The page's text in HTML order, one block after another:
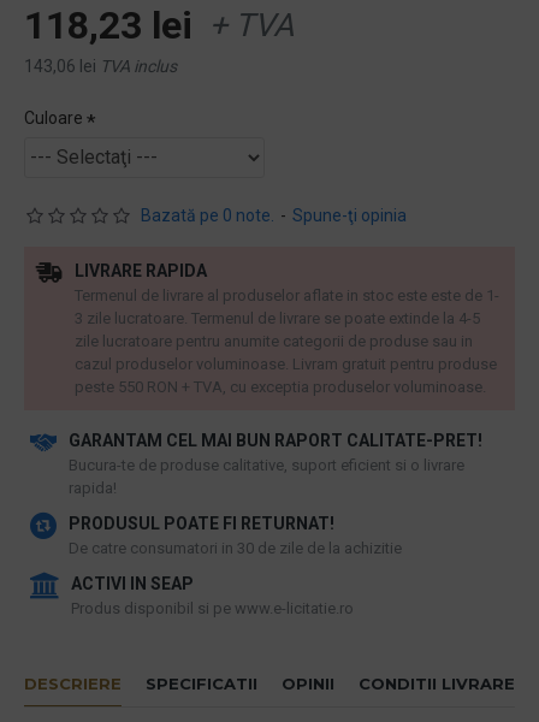
Bazată pe 0 note. - Spune-ţi opinia
118,23 lei + TVA
143,06 lei TVA inclus
Culoare
GARANTAM CEL MAI BUN RAPORT CALITATE-PRET!
​Bucura-te de produse calitative, suport eficient si o livrare
rapida!
PRODUSUL POATE FI RETURNAT!
De catre consumatori in 30 de zile de la achizitie
ACTIVI IN SEAP
Produs disponibil si pe www.e-licitatie.ro
LIVRARE RAPIDA
Termenul de livrare al produselor aflate in stoc este este de 1-
3 zile lucratoare. Termenul de livrare se poate extinde la 4-5
zile lucratoare pentru anumite categorii de produse sau in
cazul produselor voluminoase. Livram gratuit pentru produse
peste 550 RON + TVA, cu exceptia produselor voluminoase.
DESCRIERE SPECIFICATII OPINII CONDITII LIVRARE